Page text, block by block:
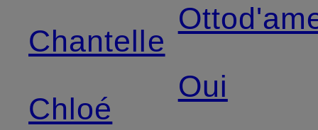
Chantelle
Chloé
Oui